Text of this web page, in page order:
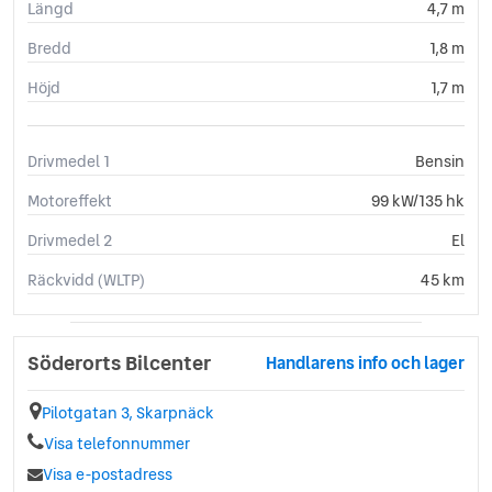
Längd
4,7 m
Bredd
1,8 m
Höjd
1,7 m
Drivmedel 1
Bensin
Motoreffekt
99 kW/135 hk
Drivmedel 2
El
Räckvidd (WLTP)
45 km
Söderorts Bilcenter Handlarens info och lager
Pilotgatan 3, Skarpnäck
Visa telefonnummer
Visa e-postadress